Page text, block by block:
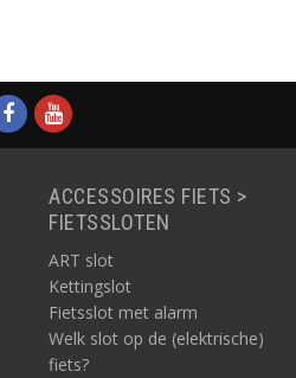
ACCESSOIRES FIETS >
FIETSSLOTEN
ART slot
Kettingslot
Fietsslot met alarm
Welk slot op de (elektrische)
fiets?